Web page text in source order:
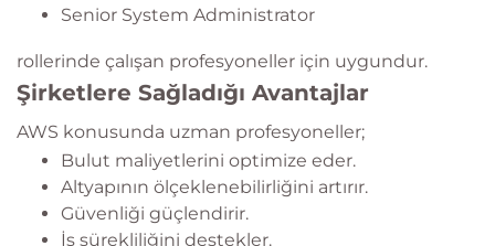
Senior System Administrator
rollerinde çalışan profesyoneller için uygundur.
Şirketlere Sağladığı Avantajlar
AWS konusunda uzman profesyoneller;
Bulut maliyetlerini optimize eder.
Altyapının ölçeklenebilirliğini artırır.
Güvenliği güçlendirir.
İş sürekliliğini destekler.